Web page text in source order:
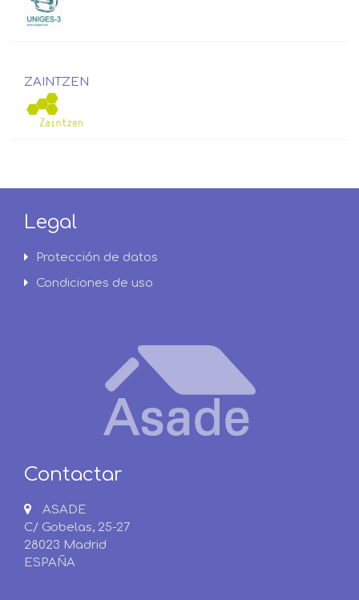
ZAINTZEN
Legal
Protección de datos
Condiciones de uso
Contactar
ASADE
C/ Gobelas, 25-27
28023 Madrid
ESPAÑA